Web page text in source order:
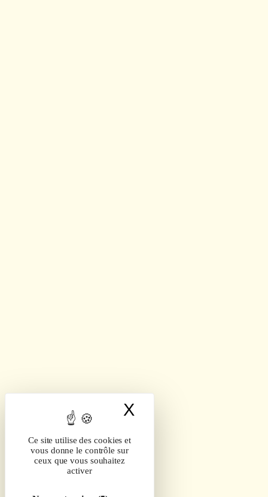
Ce site utilise des cookies et
vous donne le contrôle sur
ceux que vous souhaitez
activer
X